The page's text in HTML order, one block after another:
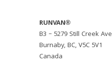
RUNVAN®
B3 – 5279 Still Creek Ave
Burnaby, BC, V5C 5V1
Canada